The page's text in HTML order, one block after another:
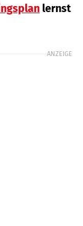
lernst
ANZEIGE